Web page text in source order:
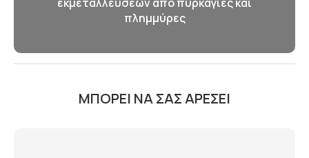
πλημμύρες
ΜΠΟΡΕΊ ΝΑ ΣΑΣ ΑΡΈΣΕΙ